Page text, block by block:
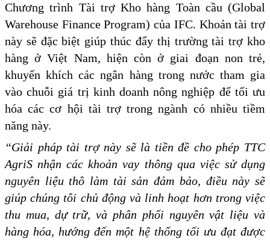
Chương trình Tài trợ Kho hàng Toàn cầu (Global
Warehouse Finance Program) của IFC. Khoản tài trợ
này sẽ đặc biệt giúp thúc đẩy thị trường tài trợ kho
hàng ở Việt Nam, hiện còn ở giai đoạn non trẻ,
khuyến khích các ngân hàng trong nước tham gia
vào chuỗi giá trị kinh doanh nông nghiệp để tối ưu
hóa các cơ hội tài trợ trong ngành có nhiều tiềm
năng này.
“Giải pháp tài trợ này sẽ là tiền đề cho phép TTC
AgriS nhận các khoản vay thông qua việc sử dụng
nguyên liệu thô làm tài sản đảm bảo, điều này sẽ
giúp chúng tôi chủ động và linh hoạt hơn trong việc
thu mua, dự trữ, và phân phối nguyên vật liệu và
hàng hóa, hướng đến một hệ thống tối ưu đạt được